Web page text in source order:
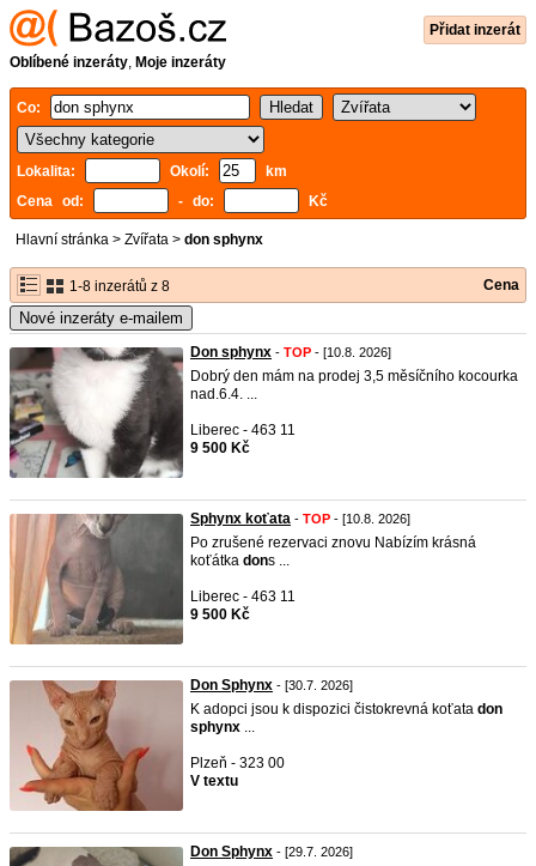
Přidat inzerát
Oblíbené inzeráty, Moje inzeráty
Co:
Lokalita: Okolí:
km
Cena od:
- do: Kč
Hlavní stránka > Zvířata > don sphynx
1-8 inzerátů z 8 Cena
Nové inzeráty e-mailem
Don sphynx - TOP - [10.8. 2026]
Dobrý den mám na prodej 3,5 měsíčního kocourka
nad.6.4. ...
Liberec - 463 11
9 500 Kč
Sphynx koťata - TOP - [10.8. 2026]
Po zrušené rezervaci znovu Nabízím krásná
koťátka dons ...
Liberec - 463 11
9 500 Kč
Don Sphynx - [30.7. 2026]
K adopci jsou k dispozici čistokrevná koťata don
sphynx ...
Plzeň - 323 00
V textu
Don Sphynx - [29.7. 2026]